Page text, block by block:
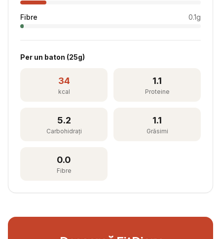
Fibre 0.1g
Per un baton (25g)
34
kcal
1.1
Proteine
5.2
Carbohidrați
1.1
Grăsimi
0.0
Fibre